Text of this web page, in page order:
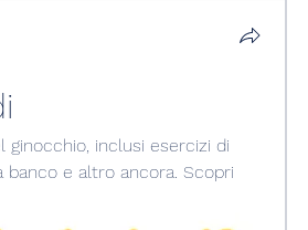
inclusi esercizi di
e altro ancora. Scopri